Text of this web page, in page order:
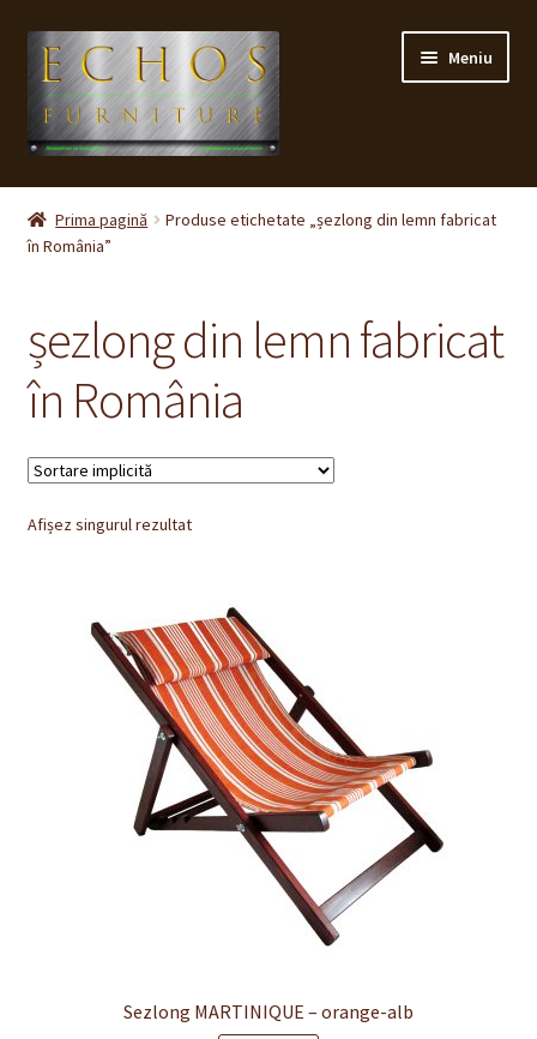
Sari
navigare
Sari
conținut
Meniu
Prima pagină
CONTACT
Coș
Politică de Confidențialitate cu privire la prelucrarea
datelor cu caracter personal
Politica de rambursari si returnari
Prima pagină
Produse etichetate „șezlong din lemn fabricat
în România”
șezlong din lemn fabricat
în România
Afișez singurul rezultat
Sezlong MARTINIQUE – orange-alb